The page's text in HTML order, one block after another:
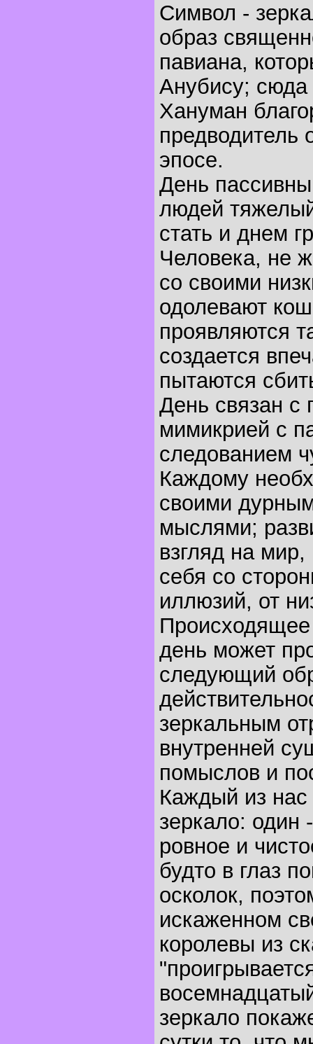
Символ -
образ
павиана,
Анубису;
Хануман
предводитель
эпосе.
День
людей
стать и днем
Человека, не
со своими
одолевают
проявляются
создается
пытаются
День связан с
мимикрией с
следованием
Каждому
своими
мыслями;
взгляд на мир,
себя со
иллюзий, от
день может
следующий
зеркальным
внутренней
помыслов и
Каждый из нас
зеркало: один
ровное и
будто в глаз
осколок,
искаженном
королевы из
зеркало